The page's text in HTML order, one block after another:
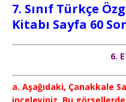
7. Sınıf Türkçe
Kitabı Sayfa 60
6.
a. Aşağıdaki, Çanakkale